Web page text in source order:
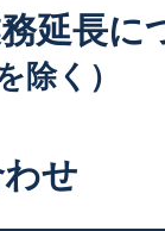
延長に
除く）
せ